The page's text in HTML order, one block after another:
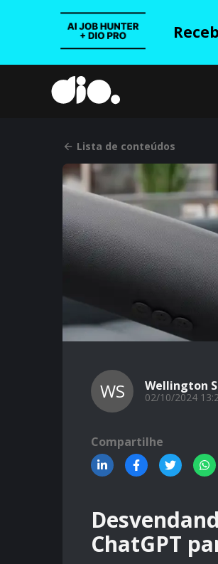
Lista de conteúdos
WS Wellington
02/10/2024
Compartilhe
ChatGPT